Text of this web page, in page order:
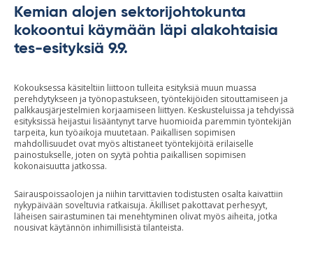
Kemian alojen sektorijohtokunta
kokoontui käymään läpi alakohtaisia
tes-esityksiä 9.9.
Kokouksessa käsiteltiin liittoon tulleita esityksiä muun muassa
perehdytykseen ja työnopastukseen, työntekijöiden sitouttamiseen ja
palkkausjärjestelmien korjaamiseen liittyen. Keskusteluissa ja tehdyissä
esityksissä heijastui lisääntynyt tarve huomioida paremmin työntekijän
tarpeita, kun työaikoja muutetaan. Paikallisen sopimisen
mahdollisuudet ovat myös altistaneet työntekijöitä erilaiselle
painostukselle, joten on syytä pohtia paikallisen sopimisen
kokonaisuutta jatkossa.
Sairauspoissaolojen ja niihin tarvittavien todistusten osalta kaivattiin
nykypäivään soveltuvia ratkaisuja. Äkilliset pakottavat perhesyyt,
läheisen sairastuminen tai menehtyminen olivat myös aiheita, jotka
nousivat käytännön inhimillisistä tilanteista.